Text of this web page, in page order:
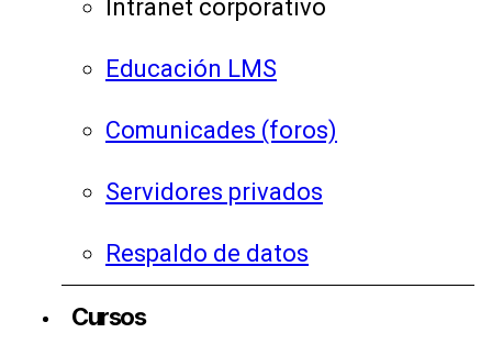
Intranet corporativo
Educación LMS
Comunicades (foros)
Servidores privados
Respaldo de datos
Cursos